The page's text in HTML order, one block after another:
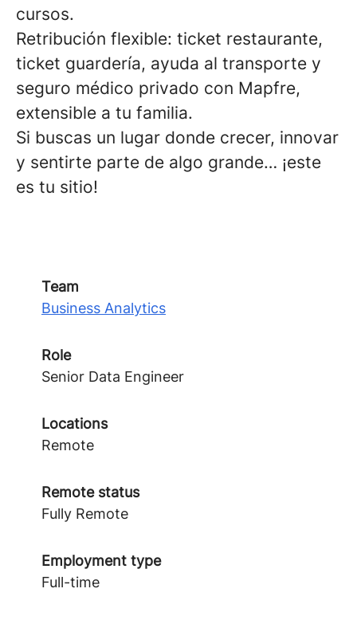
cursos.
Retribución flexible: ticket restaurante,
ticket guardería, ayuda al transporte y
seguro médico privado con Mapfre,
extensible a tu familia.
Si buscas un lugar donde crecer, innovar
y sentirte parte de algo grande… ¡este
es tu sitio!
Team
Business Analytics
Role
Senior Data Engineer
Locations
Remote
Remote status
Fully Remote
Employment type
Full-time